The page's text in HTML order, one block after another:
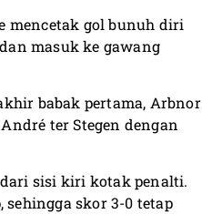
mencetak gol bunuh diri
masuk ke gawang
babak pertama, Arbnor
ter Stegen dengan
dari sisi kiri kotak penalti.
skor 3-0 tetap